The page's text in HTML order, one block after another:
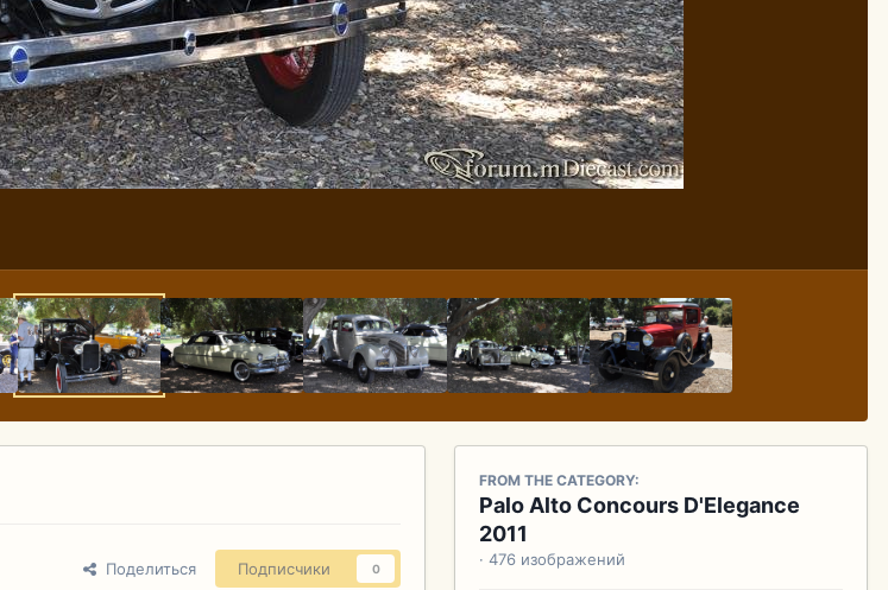
Поделиться Подписчики 0
FROM THE CATEGORY:
Palo Alto Concours D'Elegance
2011
· 476 изображений